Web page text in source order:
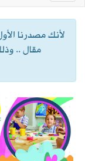
لأنك مصدرنا
مقال ..